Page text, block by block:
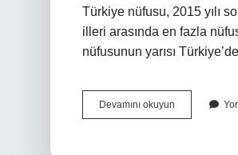
Türkiye nüfusu, 2015 yılı
illeri arasında en fazla
nüfusunun yarısı
Devamını okuyun Türkiyenin
Hangi